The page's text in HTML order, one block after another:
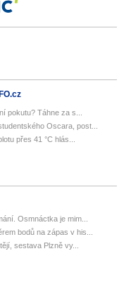
pokutu? Táhne za s...
Oscara, post...
přes 41 °C hlás...
Osmnáctka je mim...
bodů na zápas v his...
sestava Plzně vy...